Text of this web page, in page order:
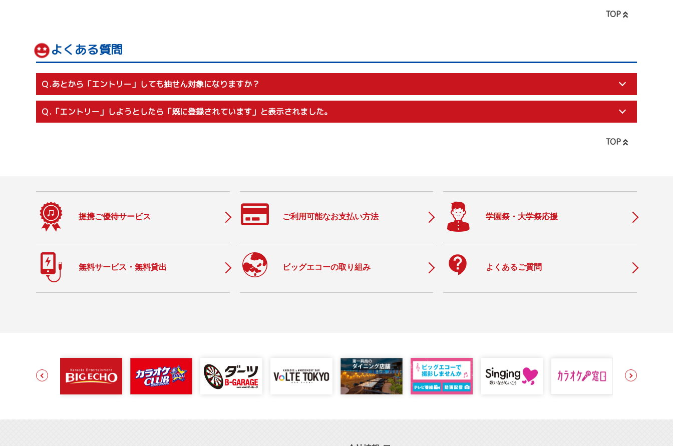
TOP
よくある質問
Ｑ.あとから「エントリー」しても抽せん対象になりますか？
はい、ビッグエコーへのご来店後に、アプリメッセージから「エントリー」しても抽せん対象となります。
Ｑ.「エントリー」しようとしたら「既に登録されています」と表示されました。
TOP
提携ご優待サービス ご利用可能なお支払い方法 学園祭・大学祭応援
無料サービス・無料貸出 ビッグエコーの取り組み contact_support よくあるご質問